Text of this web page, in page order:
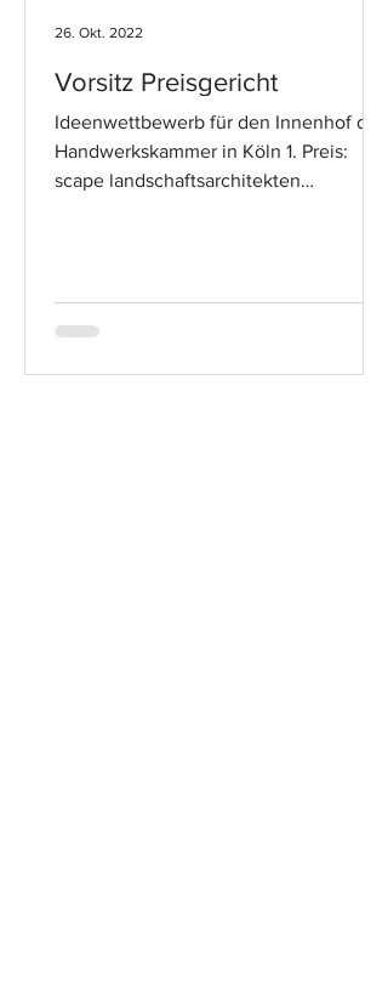
Vorsitz Preisgericht
Ideenwettbewerb für den Innenhof der
Handwerkskammer in Köln 1. Preis:
scape landschaftsarchitekten
26. Okt. 2022